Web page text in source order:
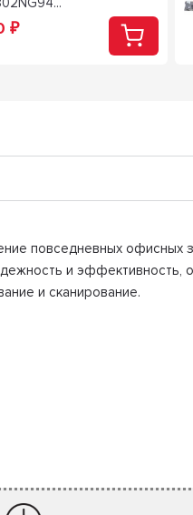
₽
повседневных офисных
и
и сканирование.